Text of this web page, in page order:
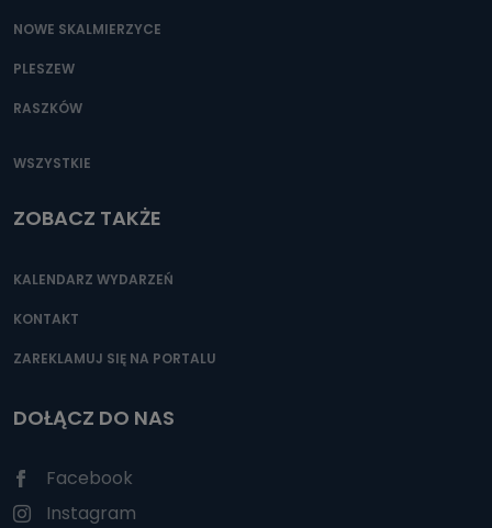
NOWE SKALMIERZYCE
PLESZEW
RASZKÓW
WSZYSTKIE
ZOBACZ TAKŻE
KALENDARZ WYDARZEŃ
KONTAKT
ZAREKLAMUJ SIĘ NA PORTALU
DOŁĄCZ DO NAS
Facebook
Instagram